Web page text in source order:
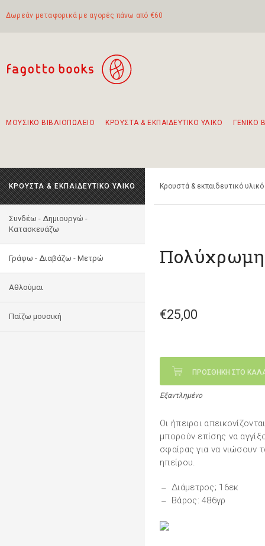
Δωρεάν μεταφορικά με αγορές πάνω από €60
ΜΟΥΣΙΚΟ ΒΙΒΛΙΟΠΩΛΕΙΟ ΚΡΟΥΣΤΑ & ΕΚΠΑΙΔΕΥΤΙΚΟ ΥΛΙΚΟ ΓΕΝΙΚΟ
ΚΡΟΥΣΤΑ & ΕΚΠΑΙΔΕΥΤΙΚΟ ΥΛΙΚΟ
Συνδέω - Δημιουργώ -
Kατασκευάζω
Γράφω - Διαβάζω - Μετρώ
Αθλούμαι
Παίζω μουσική
Κρουστά & εκπαιδευτικό υλικό
Πολύχρωμη
€25,00
ΠΡΟΣΘΗΚΗ ΣΤΟ
Εξαντλημένο
Οι ήπειροι
μπορούν επίσης να
σφαίρας για να νιώσουν
ηπείρου.
Διάμετρος; 16εκ
Βάρος: 486γρ